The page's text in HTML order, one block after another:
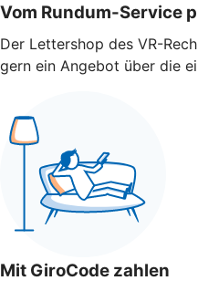
Vom Rundum-Service
Der Lettershop des VR-
gern ein Angebot über die
Mit GiroCode zahlen